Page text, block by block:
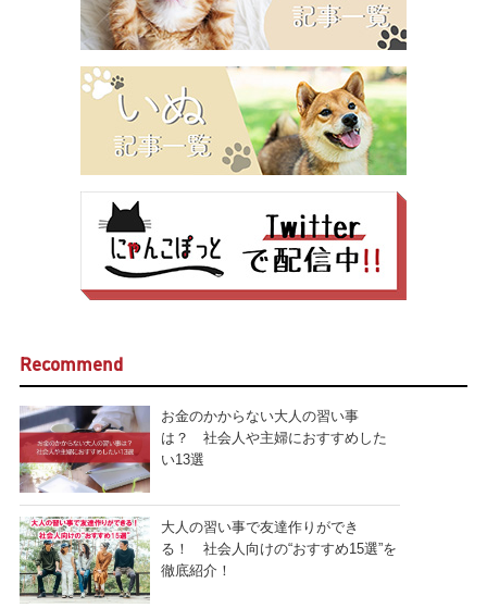
Recommend
お金のかからない大人の習い事
は？ 社会人や主婦におすすめした
い13選
大人の習い事で友達作りができ
る！ 社会人向けの“おすすめ15選”を
徹底紹介！